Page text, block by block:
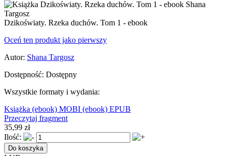
Dzikoświaty. Rzeka duchów. Tom 1 - ebook
Oceń ten produkt jako pierwszy
Autor: Shana Targosz
Dostępność: Dostępny
Wszystkie formaty i wydania:
Książka (ebook) MOBI (ebook) EPUB
Przeczytaj fragment
35,99 zł
Ilość:
Do koszyka